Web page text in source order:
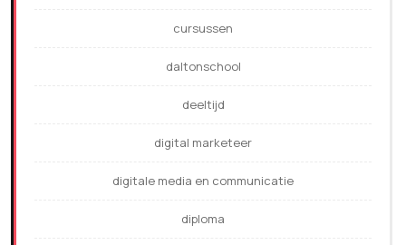
cursussen
daltonschool
deeltijd
digital marketeer
digitale media en communicatie
diploma